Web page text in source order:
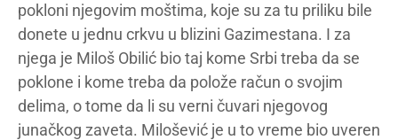
pokloni njegovim moštima, koje su za tu priliku bile
donete u jednu crkvu u blizini Gazimestana. I za
njega je Miloš Obilić bio taj kome Srbi treba da se
poklone i kome treba da polože račun o svojim
delima, o tome da li su verni čuvari njegovog
junačkog zaveta. Milošević je u to vreme bio uveren